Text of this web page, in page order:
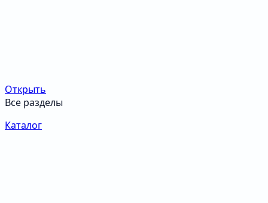
Открыть
Все разделы
Каталог